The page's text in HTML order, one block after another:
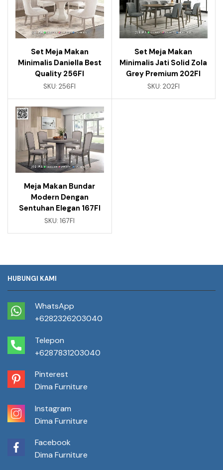
Set Meja Makan
Minimalis Daniella Best
Quality 256FI
SKU:256FI
Set Meja Makan
Minimalis Jati Solid Zola
Grey Premium 202FI
SKU: 202FI
Meja Makan Bundar
Modern Dengan
Sentuhan Elegan 167FI
SKU:167FI
HUBUNGI KAMI
WhatsApp
+6282326203040
Telepon
+6287831203040
Pinterest
Dima Furniture
Instagram
Dima Furniture
Facebook
Dima Furniture